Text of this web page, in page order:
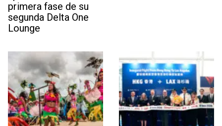
primera fase de su
segunda Delta One
Lounge